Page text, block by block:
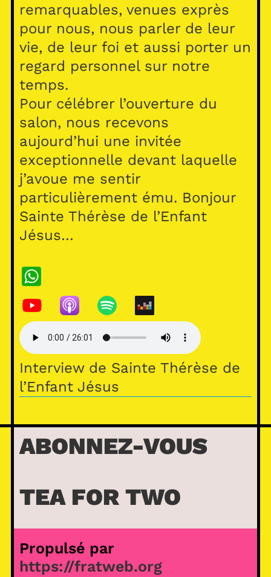
remarquables, venues exprès
pour nous, nous parler de leur
vie, de leur foi et aussi porter un
regard personnel sur notre
temps.
Pour célébrer l’ouverture du
salon, nous recevons
aujourd’hui une invitée
exceptionnelle devant laquelle
j’avoue me sentir
particulièrement ému. Bonjour
Sainte Thérèse de l’Enfant
Jésus…
W
h
at
s
A
p
p
Interview de Sainte Thérèse de
l’Enfant Jésus
ABONNEZ-VOUS
TEA FOR TWO
Propulsé par
https://fratweb.org